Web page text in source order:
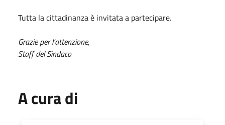
Tutta la cittadinanza è invitata a partecipare.
Grazie per l'attenzione,
Staff del Sindaco
A cura di